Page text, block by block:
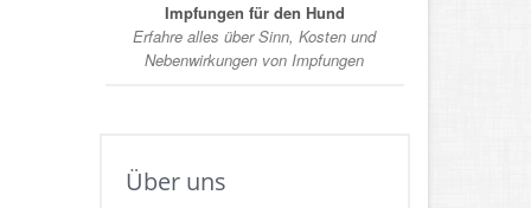
Impfungen für den Hund
Erfahre alles über Sinn, Kosten und
Nebenwirkungen von Impfungen
Über uns